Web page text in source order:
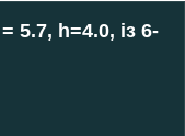
5.7, h=4.0, із 6-